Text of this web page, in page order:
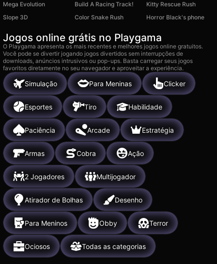
Mega Evolution
Build A Racing Track!
Kitty Rescue Rush
Slope 3D
Color Snake Rush Horror Black's phone
Jogos online grátis no Playgama
O Playgama apresenta os mais recentes e melhores jogos online gratuitos.
Você pode se divertir jogando jogos divertidos sem interrupções de
downloads, anúncios intrusivos ou pop-ups. Basta carregar seus jogos
favoritos diretamente no seu navegador e aproveitar a experiência.
Simulação Para Meninas Clicker
Esportes Tiro Habilidade
Paciência Arcade Estratégia
Armas Cobra Ação
2 Jogadores Multijogador
Atirador de Bolhas Desenho
Para Meninos Obby Terror
Ociosos Todas as categorias